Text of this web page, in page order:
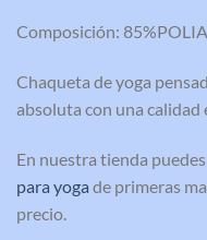
Composición:
Chaqueta de yoga
absoluta con una calidad
En nuestra tienda
para yoga de primeras
precio.